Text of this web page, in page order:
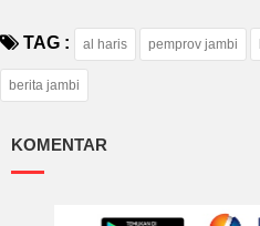
TAG : al haris pemprov jambi
berita jambi
KOMENTAR